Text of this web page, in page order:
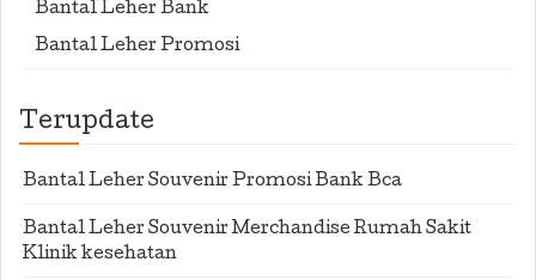
Bantal Leher Bank
Bantal Leher Promosi
Terupdate
Bantal Leher Souvenir Promosi Bank Bca
Bantal Leher Souvenir Merchandise Rumah Sakit
Klinik kesehatan